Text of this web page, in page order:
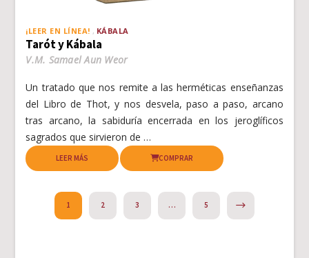
¡LEER EN LÍNEA! KÁBALA
Tarót y Kábala
V.M. Samael Aun Weor
Un tratado que nos remite a las herméticas enseñanzas
del Libro de Thot, y nos desvela, paso a paso, arcano
tras arcano, la sabiduría encerrada en los jeroglíficos
sagrados que sirvieron de …
LEER MÁS COMPRAR
1 2 3 … 5